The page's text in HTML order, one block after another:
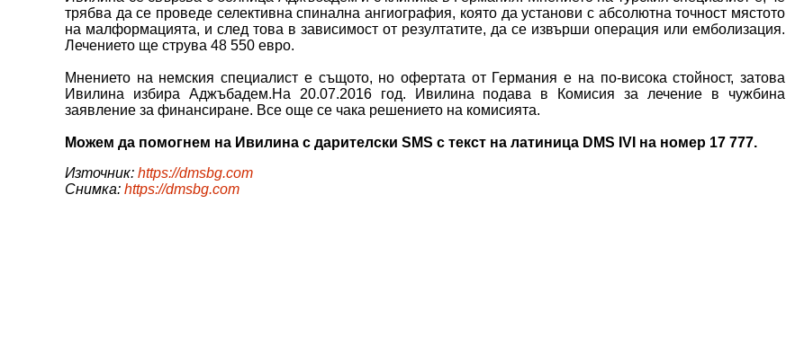
трябва да се проведе селективна спинална ангиография, която да установи с абсолютна точност мястото
на малформацията, и след това в зависимост от резултатите, да се извърши операция или емболизация.
Лечението ще струва 48 550 евро.
Мнението на немския специалист е същото, но офертата от Германия е на по-висока стойност, затова
Ивилина избира Аджъбадем.На 20.07.2016 год. Ивилина подава в Комисия за лечение в чужбина
заявление за финансиране. Все още се чака решението на комисията.
Можем да помогнем на Ивилина с дарителски SMS с текст на латиница DMS IVI на номер 17 777.
Източник: https://dmsbg.com
Снимка: https://dmsbg.com